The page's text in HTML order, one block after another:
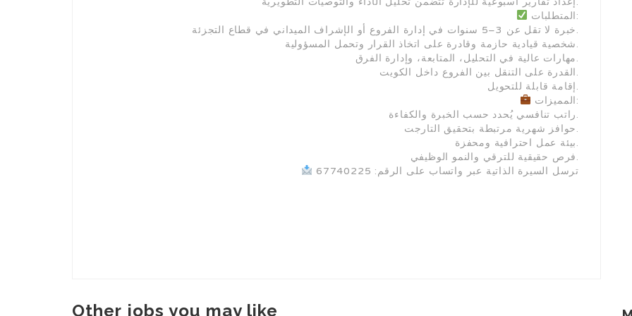
المتطلبات:
خبرة لا تقل عن 3–5 سنوات في إدارة الفروع أو الإشراف الميداني في قطاع التجزئة.
شخصية قيادية حازمة وقادرة على اتخاذ القرار وتحمل المسؤولية.
مهارات عالية في التحليل، المتابعة، وإدارة الفرق.
القدرة على التنقل بين الفروع داخل الكويت.
إقامة قابلة للتحويل.
المميزات:
راتب تنافسي يُحدد حسب الخبرة والكفاءة.
حوافز شهرية مرتبطة بتحقيق التارجت.
بيئة عمل احترافية ومحفزة.
فرص حقيقية للترقي والنمو الوظيفي.
ترسل السيرة الذاتية عبر واتساب على الرقم: 67740225
Other jobs you may like